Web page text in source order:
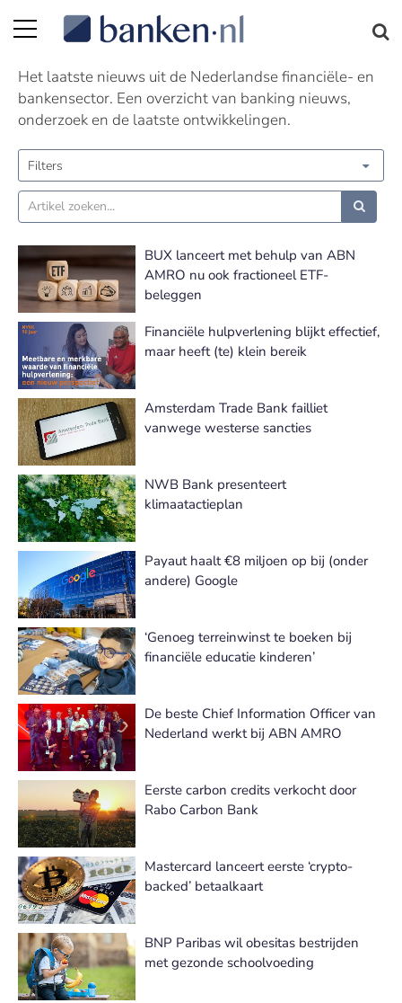
Nieuws | Pagina 109
Het laatste nieuws uit de Nederlandse financiële- en
bankensector. Een overzicht van banking nieuws,
onderzoek en de laatste ontwikkelingen.
Filters
BUX lanceert met behulp van ABN
AMRO nu ook fractioneel ETF-
beleggen
Financiële hulpverlening blijkt effectief,
maar heeft (te) klein bereik
Amsterdam Trade Bank failliet
vanwege westerse sancties
NWB Bank presenteert
klimaatactieplan
Payaut haalt €8 miljoen op bij (onder
andere) Google
‘Genoeg terreinwinst te boeken bij
financiële educatie kinderen’
De beste Chief Information Officer van
Nederland werkt bij ABN AMRO
Eerste carbon credits verkocht door
Rabo Carbon Bank
Mastercard lanceert eerste ‘crypto-
backed’ betaalkaart
BNP Paribas wil obesitas bestrijden
met gezonde schoolvoeding